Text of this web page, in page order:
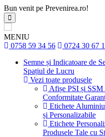
Bun venit pe Prevenirea.ro!
MENIU
0758 59 34 56
0724 30 67
Semne și Indicatoare de
Spațiul de Lucru
Vezi toate produsele
Afișe PSI și
Conformitate
Etichete
și Personalizabile
Etichete
Produsele Tale cu